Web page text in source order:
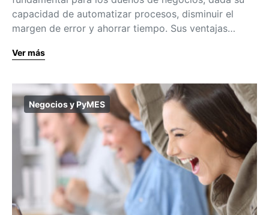
capacidad de automatizar procesos, disminuir el
margen de error y ahorrar tiempo. Sus ventajas…
Ver más
Negocios y PyMES